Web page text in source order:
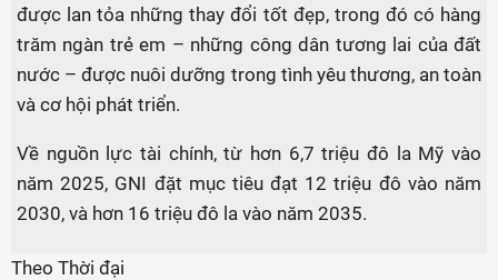
được lan tỏa những thay đổi tốt đẹp, trong đó có hàng
trăm ngàn trẻ em – những công dân tương lai của đất
nước – được nuôi dưỡng trong tình yêu thương, an toàn
và cơ hội phát triển.
Về nguồn lực tài chính, từ hơn 6,7 triệu đô la Mỹ vào
năm 2025, GNI đặt mục tiêu đạt 12 triệu đô vào năm
2030, và hơn 16 triệu đô la vào năm 2035.
Theo Thời đại